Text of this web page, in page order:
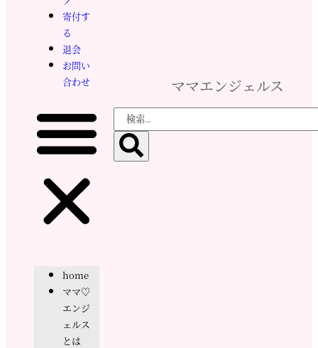
寄付す
る
退会
お問い
合わせ
home
ママ♡
エンジ
ェルス
とは
ママエンジェルス